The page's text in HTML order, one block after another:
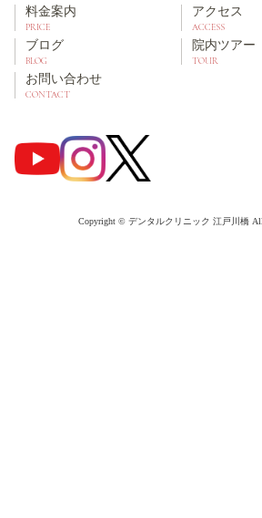
料金案内
PRICE
アクセス
ACCESS
ブログ
BLOG
院内ツアー
TOUR
お問い合わせ
CONTACT
Copyright © デンタルクリニック 江戸川橋 All